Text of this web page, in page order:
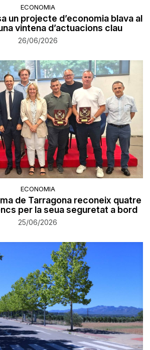
ECONOMIA
un projecte d’economia blava al
vintena d’actuacions clau
26/06/2026
ECONOMIA
de Tarragona reconeix quatre
per la seua seguretat a bord
25/06/2026